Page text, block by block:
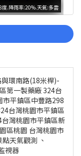
.降雨率:20%.天氣:多雲
環南路(18米桿)-
第一製藥廠 324台
平鎮區中豐路298
台灣桃園市平鎮區
灣桃園市平鎮區新
區桃園 台灣桃園市
天氣觀測 、
視器